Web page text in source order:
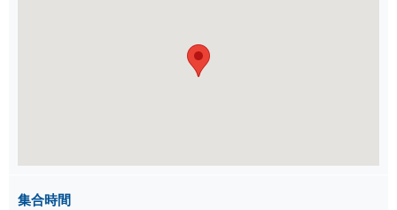
集合時間